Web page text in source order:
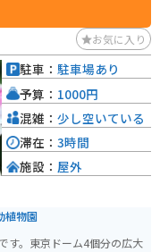
屋に向かって注文すると、
験が楽しめます。また、遊
異なる景観を楽しむことが
く、多くの観光客が訪れ
あり、一日を通して楽しむ
お気に入り
植物園
す。東京ドーム4個分の広大
駐車： 駐車場あり
予算： 1000円
混雑： 少し空いている
滞在： 3時間
施設： 屋外